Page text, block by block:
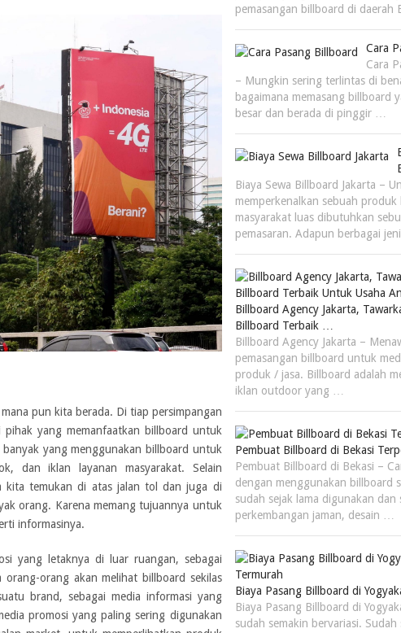
pun kita berada. Di tiap persimpangan
yang memanfaatkan billboard untuk
yang menggunakan billboard untuk
dan iklan layanan masyarakat. Selain
kita temukan di atas jalan tol dan juga di
orang. Karena memang tujuannya untuk
informasinya.
yang letaknya di luar ruangan, sebagai
orang-orang akan melihat billboard sekilas
brand, sebagai media informasi yang
promosi yang paling sering digunakan
pemasangan billboard di daerah
Cara
Cara
– Mungkin sering terlintas di
bagaimana memasang billboard
besar dan berada di pinggir …
Biaya Sewa Billboard Jakarta –
memperkenalkan sebuah produk
masyarakat luas dibutuhkan
pemasaran. Adapun berbagai
Billboard Agency Jakarta,
Billboard Terbaik …
Billboard Agency Jakarta –
pemasangan billboard untuk
produk / jasa. Billboard adalah
iklan outdoor yang …
Pembuat Billboard di Bekasi
Pembuat Billboard di Bekasi –
dengan menggunakan billboard
sudah sejak lama digunakan dan
perkembangan jaman, desain …
Biaya Pasang Billboard di
Biaya Pasang Billboard di
sudah semakin bervariasi. Sudah